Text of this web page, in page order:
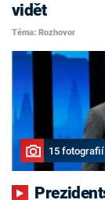
vidět
Téma: Rozhovor
15 fotografií